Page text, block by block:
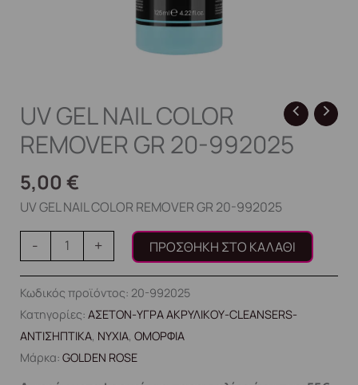
UV GEL NAIL COLOR
REMOVER GR 20-992025
5,00 €
UV GEL NAIL COLOR REMOVER GR 20-992025
- + ΠΡΟΣΘΉΚΗ ΣΤΟ ΚΑΛΆΘΙ
Κωδικός προϊόντος: 20-992025
Κατηγορίες: ΑΣΕΤΟΝ-ΥΓΡΑ ΑΚΡΥΛΙΚΟΥ-CLEANSERS-
ΑΝΤΙΣΗΠΤΙΚΑ, ΝΥΧΙΑ, ΟΜΟΡΦΙΑ
Μάρκα: GOLDEN ROSE